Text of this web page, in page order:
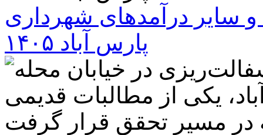
سایر درآمدهای شهرداری
پارس آباد ۱۴۰۵